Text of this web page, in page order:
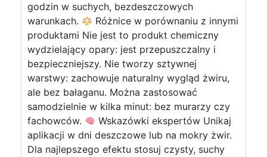
godzin w suchych, bezdeszczowych
warunkach.
Różnice w porównaniu z innymi
produktami Nie jest to produkt chemiczny
wydzielający opary: jest przepuszczalny i
bezpieczniejszy. Nie tworzy sztywnej
warstwy: zachowuje naturalny wygląd żwiru,
ale bez bałaganu. Można zastosować
samodzielnie w kilka minut: bez murarzy czy
fachowców.
Wskazówki ekspertów Unikaj
aplikacji w dni deszczowe lub na mokry żwir.
Dla najlepszego efektu stosuj czysty, suchy